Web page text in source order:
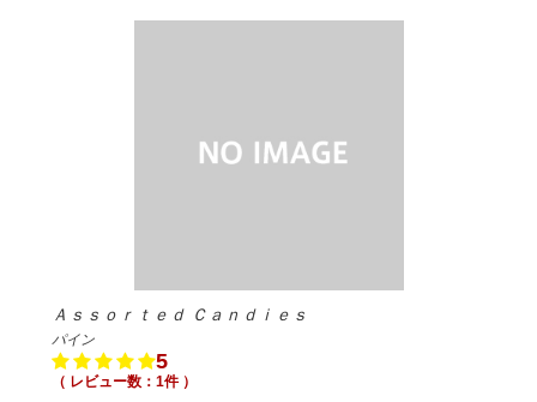
Ａｓｓｏｒｔｅｄ Ｃａｎｄｉｅｓ
パイン
5
（ レビュー数：1件 ）